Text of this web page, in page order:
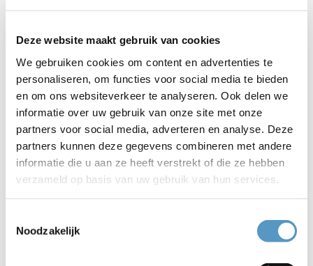
Deze website maakt gebruik van cookies
We gebruiken cookies om content en advertenties te
personaliseren, om functies voor social media te bieden
en om ons websiteverkeer te analyseren. Ook delen we
informatie over uw gebruik van onze site met onze
partners voor social media, adverteren en analyse. Deze
partners kunnen deze gegevens combineren met andere
informatie die u aan ze heeft verstrekt of die ze hebben
verzameld op basis van uw gebruik van hun services.
Noodzakelijk
vooral gelet op het vakmanschap van de sociaal werkers.
gebruiken het om te verbeteren en nòg beter aan te sluiten
op wat inwoners nodig hebben.”
Menselijke maat
Uit de audit blijkt dat Welzijnskwartier een goede balans
houdt tussen de menselijke maat en zakelijk werken. Er
wordt gestuurd op bewezen methodieken en inwoners
houden zoveel mogelijk zelf de regie. De organisatie staat
naast mensen, zonder zaken over te nemen. Ook
opgepakt en wordt zwaardere ondersteuning vaker